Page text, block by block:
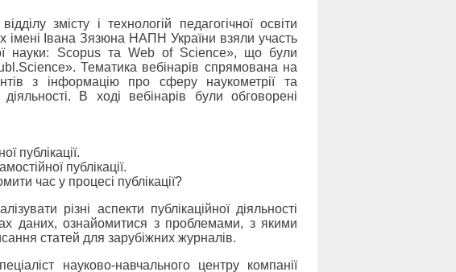
змісту і технологій педагогічної освіти
імені Івана Зязюна НАПН України взяли участь
науки: Scopus та Web of Science», що були
Тематика вебінарів спрямована на
з інформацію про сферу наукометрії та
В ході вебінарів були обговорені
публікації.
публікації.
час у процесі публікації?
різні аспекти публікаційної діяльності
даних, ознайомитися з проблемами, з якими
статей для зарубіжних журналів.
науково-навчального центру компанії